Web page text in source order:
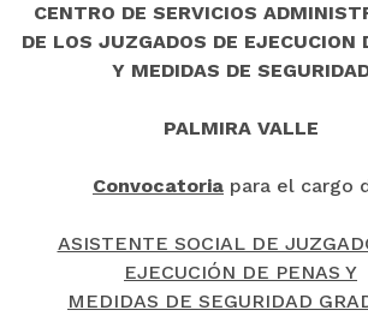
CENTRO DE SERVICIOS
DE LOS JUZGADOS DE EJECUCION
Y MEDIDAS DE
PALMIRA VALLE
Convocatoria para el cargo
ASISTENTE SOCIAL DE
EJECUCIÓN DE PENAS Y
MEDIDAS DE SEGURIDAD